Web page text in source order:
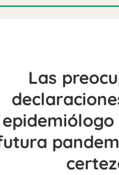
Las
epidemiólogo